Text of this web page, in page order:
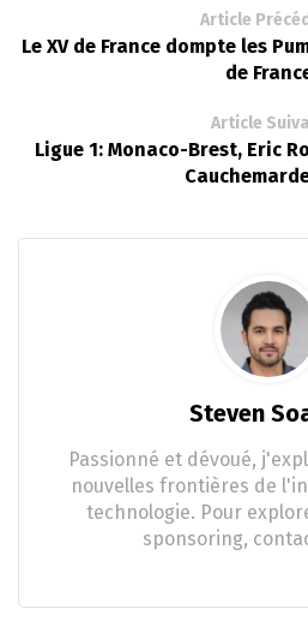
Article
Le XV de France dompte les
de
Article
Ligue 1: Monaco-Brest, Eric
Steven
Passionné et dévoué,
nouvelles frontières de
technologie. Pour
sponsoring,